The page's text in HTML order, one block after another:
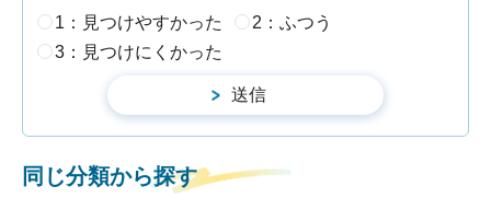
1：見つけやすかった
2：ふつう
3：見つけにくかった
同じ分類から探す